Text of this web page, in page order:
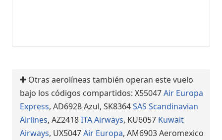
Otras aerolíneas también operan este vuelo
bajo los códigos compartidos: X55047Air Europa
Express, AD6928 Azul, SK8364SAS Scandinavian
Airlines, AZ2418ITA Airways, KU6057 Kuwait
Airways, UX5047Air Europa, AM6903 Aeromexico